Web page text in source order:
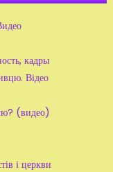
кадры
Відео
(видео)
і церкви